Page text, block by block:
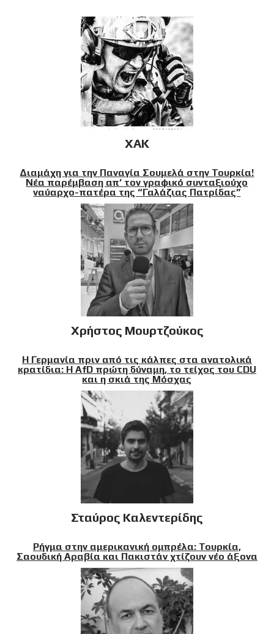
XAK
Διαμάχη για την Παναγία Σουμελά στην Τουρκία!
Νέα παρέμβαση απ’ τον γραφικό συνταξιούχο
ναύαρχο-πατέρα της “Γαλάζιας Πατρίδας”
Χρήστος Μουρτζούκος
Η Γερμανία πριν από τις κάλπες στα ανατολικά
κρατίδια: Η AfD πρώτη δύναμη, το τείχος του CDU
και η σκιά της Μόσχας
Σταύρος Καλεντερίδης
Ρήγμα στην αμερικανική ομπρέλα: Τουρκία,
Σαουδική Αραβία και Πακιστάν χτίζουν νέο άξονα